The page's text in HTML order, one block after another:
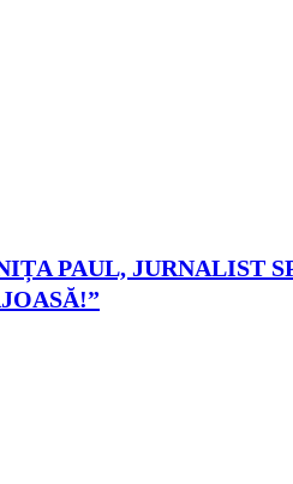
PAUL, JURNALIST